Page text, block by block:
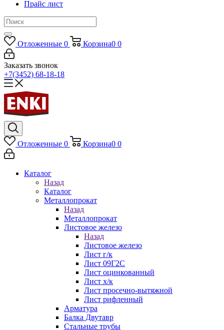
Прайс лист
Отложенные 0 Корзина0 0
Заказать звонок
+7(3452) 68-18-18
Отложенные 0 Корзина0 0
Каталог
Назад
Каталог
Металлопрокат
Назад
Металлопрокат
Листовое железо
Назад
Листовое железо
Лист г/к
Лист 09Г2С
Лист оцинкованный
Лист х/к
Лист просечно-вытяжной
Лист рифленный
Арматура
Балка Двутавр
Стальные трубы